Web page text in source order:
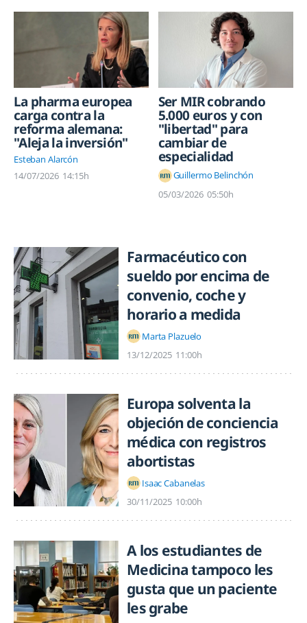
La pharma europea
carga contra la
reforma alemana:
"Aleja la inversión"
Esteban Alarcón
14/07/2026 14:15h
Ser MIR cobrando
5.000 euros y con
"libertad" para
cambiar de
especialidad
Guillermo Belinchón
05/03/2026 05:50h
Farmacéutico con
sueldo por encima de
convenio, coche y
horario a medida
Marta Plazuelo
13/12/2025 11:00h
Europa solventa la
objeción de conciencia
médica con registros
abortistas
Isaac Cabanelas
30/11/2025 10:00h
A los estudiantes de
Medicina tampoco les
gusta que un paciente
les grabe